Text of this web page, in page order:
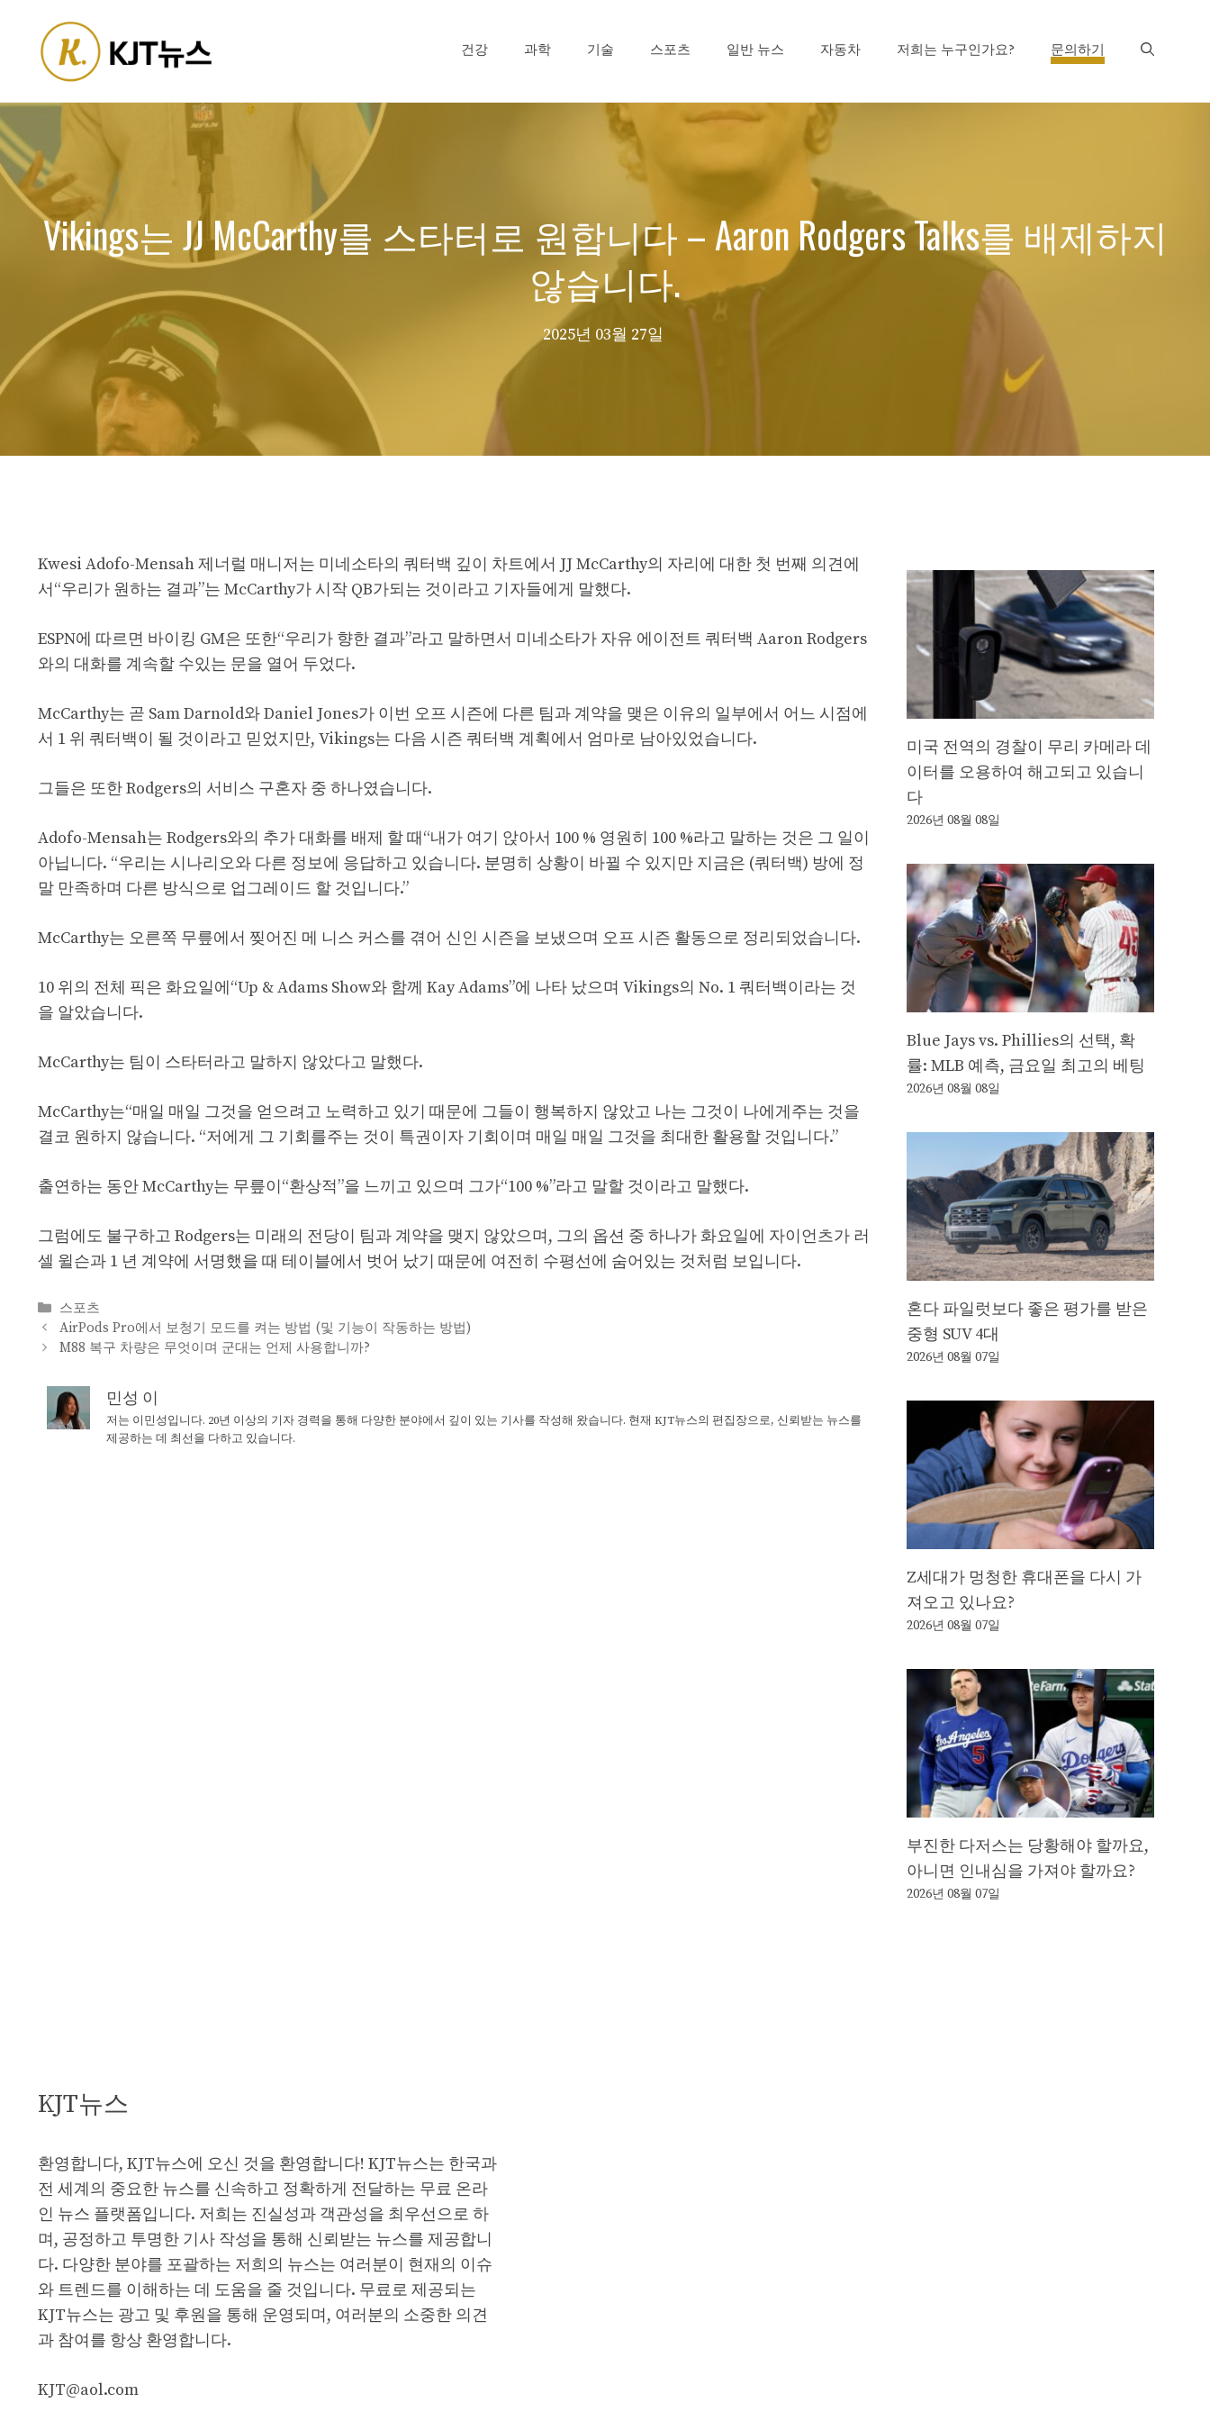
content
건강 과학 기술 스포츠 일반 뉴스 자동차 저희는 누구인가요? 문의하기
Vikings는 JJ McCarthy를 스타터로 원합니다 – Aaron Rodgers Talks를 배제하지
않습니다.
2025년 03월 27일
Kwesi Adofo-Mensah 제너럴 매니저는 미네소타의 쿼터백 깊이 차트에서 JJ McCarthy의 자리에 대한 첫 번째 의견에
서“우리가 원하는 결과”는 McCarthy가 시작 QB가되는 것이라고 기자들에게 말했다.
ESPN에 따르면 바이킹 GM은 또한“우리가 향한 결과”라고 말하면서 미네소타가 자유 에이전트 쿼터백 Aaron Rodgers
와의 대화를 계속할 수있는 문을 열어 두었다.
McCarthy는 곧 Sam Darnold와 Daniel Jones가 이번 오프 시즌에 다른 팀과 계약을 맺은 이유의 일부에서 어느 시점에
서 1 위 쿼터백이 될 것이라고 믿었지만, Vikings는 다음 시즌 쿼터백 계획에서 엄마로 남아있었습니다.
그들은 또한 Rodgers의 서비스 구혼자 중 하나였습니다.
Adofo-Mensah는 Rodgers와의 추가 대화를 배제 할 때“내가 여기 앉아서 100 % 영원히 100 %라고 말하는 것은 그 일이
아닙니다. “우리는 시나리오와 다른 정보에 응답하고 있습니다. 분명히 상황이 바뀔 수 있지만 지금은 (쿼터백) 방에 정
말 만족하며 다른 방식으로 업그레이드 할 것입니다.”
McCarthy는 오른쪽 무릎에서 찢어진 메 니스 커스를 겪어 신인 시즌을 보냈으며 오프 시즌 활동으로 정리되었습니다.
10 위의 전체 픽은 화요일에“Up & Adams Show와 함께 Kay Adams”에 나타 났으며 Vikings의 No. 1 쿼터백이라는 것
을 알았습니다.
McCarthy는 팀이 스타터라고 말하지 않았다고 말했다.
McCarthy는“매일 매일 그것을 얻으려고 노력하고 있기 때문에 그들이 행복하지 않았고 나는 그것이 나에게주는 것을
결코 원하지 않습니다. “저에게 그 기회를주는 것이 특권이자 기회이며 매일 매일 그것을 최대한 활용할 것입니다.”
출연하는 동안 McCarthy는 무릎이“환상적”을 느끼고 있으며 그가“100 %”라고 말할 것이라고 말했다.
그럼에도 불구하고 Rodgers는 미래의 전당이 팀과 계약을 맺지 않았으며, 그의 옵션 중 하나가 화요일에 자이언츠가 러
셀 윌슨과 1 년 계약에 서명했을 때 테이블에서 벗어 났기 때문에 여전히 수평선에 숨어있는 것처럼 보입니다.
Categories
스포츠
AirPods Pro에서 보청기 모드를 켜는 방법 (및 기능이 작동하는 방법)
M88 복구 차량은 무엇이며 군대는 언제 사용합니까?
민성 이
저는 이민성입니다. 20년 이상의 기자 경력을 통해 다양한 분야에서 깊이 있는 기사를 작성해 왔습니다. 현재 KJT뉴스의 편집장으로, 신뢰받는 뉴스를
제공하는 데 최선을 다하고 있습니다.
미국 전역의 경찰이 무리 카메라 데
이터를 오용하여 해고되고 있습니
다
2026년 08월 08일
Blue Jays vs. Phillies의 선택, 확
률: MLB 예측, 금요일 최고의 베팅
2026년 08월 08일
혼다 파일럿보다 좋은 평가를 받은
중형 SUV 4대
2026년 08월 07일
Z세대가 멍청한 휴대폰을 다시 가
져오고 있나요?
2026년 08월 07일
부진한 다저스는 당황해야 할까요,
아니면 인내심을 가져야 할까요?
2026년 08월 07일
KJT뉴스
환영합니다, KJT뉴스에 오신 것을 환영합니다! KJT뉴스는 한국과
전 세계의 중요한 뉴스를 신속하고 정확하게 전달하는 무료 온라
인 뉴스 플랫폼입니다. 저희는 진실성과 객관성을 최우선으로 하
며, 공정하고 투명한 기사 작성을 통해 신뢰받는 뉴스를 제공합니
다. 다양한 분야를 포괄하는 저희의 뉴스는 여러분이 현재의 이슈
와 트렌드를 이해하는 데 도움을 줄 것입니다. 무료로 제공되는
KJT뉴스는 광고 및 후원을 통해 운영되며, 여러분의 소중한 의견
과 참여를 항상 환영합니다.
KJT@aol.com